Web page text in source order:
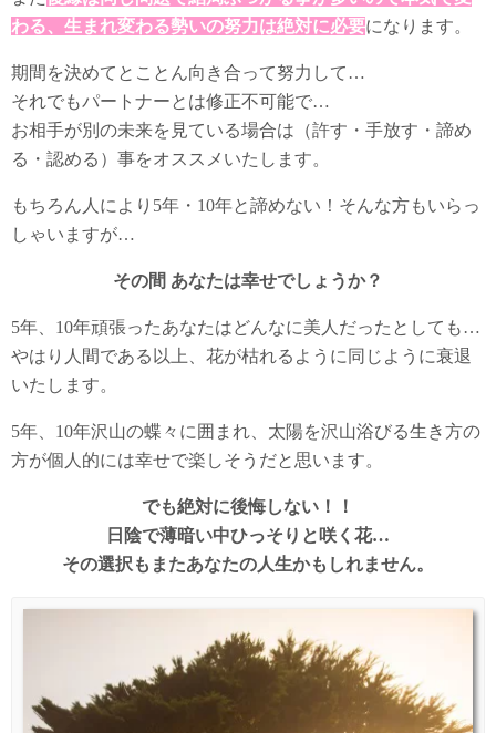
わる、生まれ変わる勢いの努力は絶対に必要になります。
期間を決めてとことん向き合って努力して…
それでもパートナーとは修正不可能で…
お相手が別の未来を見ている場合は（許す・手放す・諦め
る・認める）事をオススメいたします。
もちろん人により5年・10年と諦めない！そんな方もいらっ
しゃいますが…
その間 あなたは幸せでしょうか？
5年、10年頑張ったあなたはどんなに美人だったとしても…
やはり人間である以上、花が枯れるように同じように衰退
いたします。
5年、10年沢山の蝶々に囲まれ、太陽を沢山浴びる生き方の
方が個人的には幸せで楽しそうだと思います。
でも絶対に後悔しない！！
日陰で薄暗い中ひっそりと咲く花…
その選択もまたあなたの人生かもしれません。